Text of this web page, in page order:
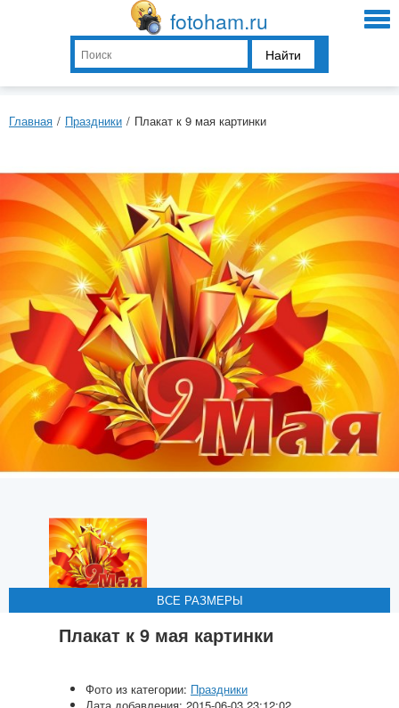
fotoham.ru
Найти
Главная / Праздники / Плакат к 9 мая картинки
ВСЕ РАЗМЕРЫ
ВСЕ РАЗМЕРЫ
ВСЕ РАЗМЕРЫ
ВСЕ РАЗМЕРЫ
Плакат к 9 мая картинки
Фото из категории: Праздники